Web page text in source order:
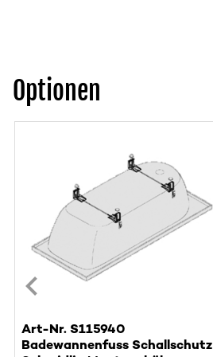
Optionen
Art-Nr. S115940
Badewannenfuss Schallschutz